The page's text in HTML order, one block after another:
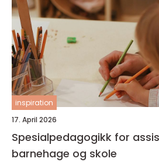
inspiration
17. April 2026
Spesialpedagogikk for
barnehage og skole